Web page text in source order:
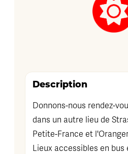
Description
Donnons-nous rendez-
dans un autre lieu de
Petite-France et
Lieux accessibles en bus